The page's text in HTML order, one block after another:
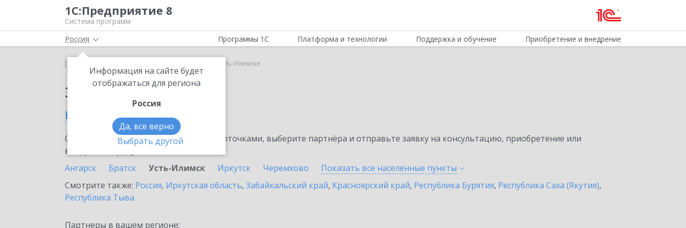
1С:Предприятие 8
Система программ
Россия
Информация на сайте будет
отображаться для региона
Россия
Да, все верно
Выбрать другой
Программы 1С Платформа и технологии Поддержка и обучение Приобретение и внедрение
Главная 1С:АУСН в Усть-Илимске
Заказать 1С:АУСН
в Усть-Илимске
Ознакомьтесь с информационными карточками, выберите партнёра и отправьте заявку на консультацию, приобретение или
внедрение продукта.
Ангарск
Братск Усть-Илимск Иркутск Черемхово Показать все населенные пункты
Смотрите также: Россия, Иркутская область, Забайкальский край, Красноярский край, Республика Бурятия, Республика Саха (Якутия),
Республика Тыва
Партнеры в вашем регионе: